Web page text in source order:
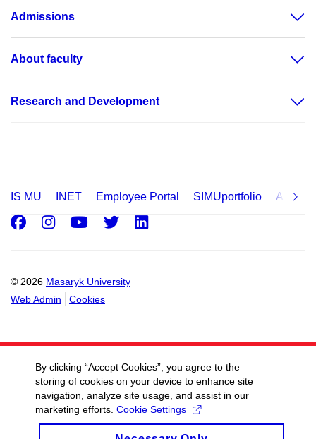
Admissions
About faculty
Research and Development
IS MU INET Employee Portal SIMUportfolio
© 2026 Masaryk University
Web Admin
Cookies
Facebook
Instagram
Youtube
Twitter
By clicking “Accept Cookies”, you agree to the
storing of cookies on your device to enhance site
navigation, analyze site usage, and assist in our
marketing efforts. Cookie Settings